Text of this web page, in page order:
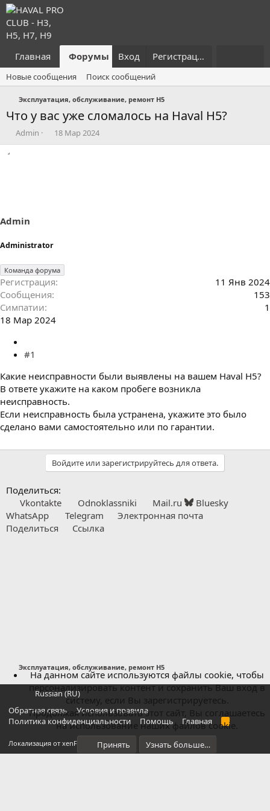
Главная Форумы Что нового?
Вход Регистрация
Новые сообщения Поиск сообщений
Эксплуатация, обслуживание, ремонт H5
Что у вас уже сломалось на Haval H5?
А
в
ы
Admin
Д
а
18 Мар 2024
Admin
Administrator
Команда форума
Регистрация
11 Янв 2024
Сообщения
153
Симпатии
1
18 Мар 2024
#1
Какие неисправности были выявлены на вашем Haval H5?
В ответе укажите на каком пробеге возникла
неисправность.
Если неисправность была устранена, укажите это было
сделано вами самостоятельно или по гарантии.
Войдите или зарегистрируйтесь для ответа.
Поделиться:
Vkontakte
Odnoklassniki Mail.ru
Bluesky
WhatsApp
Telegram
Электронная почта
Поделиться
Ссылка
Эксплуатация, обслуживание, ремонт H5
Russian (RU)
Обратная связь
Условия и правила
Политика конфиденциальности
Помощь Главная
R
S
Локализация от xenForo.Info
На данном сайте используются файлы cookie, чтобы
персонализировать контент и сохранить Ваш вход в
систему, если Вы зарегистрируетесь.
Продолжая использовать этот сайт, Вы соглашаетесь
на использование наших файлов cookie.
Принять Узнать больше…